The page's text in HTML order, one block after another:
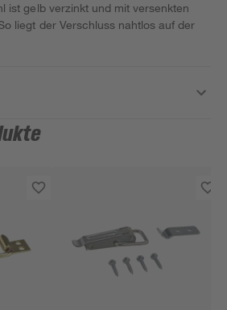
ist gelb verzinkt und mit versenkten
liegt der Verschluss nahtlos auf der